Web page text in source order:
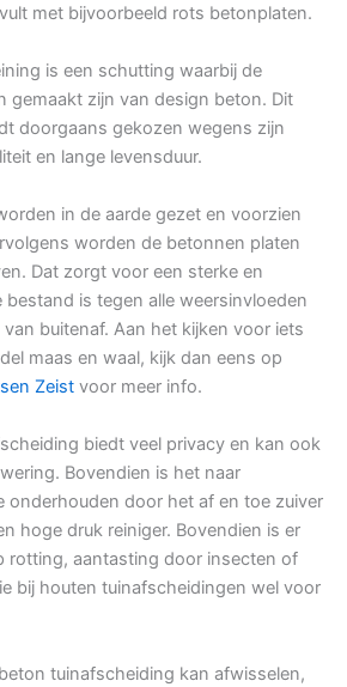
met bijvoorbeeld rots betonplaten.
is een schutting waarbij de
gemaakt zijn van design beton. Dit
doorgaans gekozen wegens zijn
en lange levensduur.
in de aarde gezet en voorzien
worden de betonnen platen
Dat zorgt voor een sterke en
bestand is tegen alle weersinvloeden
buitenaf. Aan het kijken voor iets
maas en waal, kijk dan eens op
Zeist voor meer info.
biedt veel privacy en kan ook
Bovendien is het naar
onderhouden door het af en toe zuiver
hoge druk reiniger. Bovendien is er
rotting, aantasting door insecten of
bij houten tuinafscheidingen wel voor
tuinafscheiding kan afwisselen,